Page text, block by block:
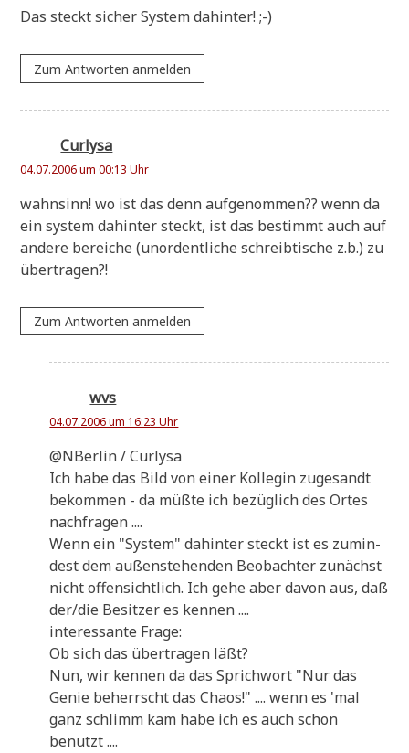
Das steckt sicher System dahinter! ;-)
Zum Antworten anmelden
Curlysa
04.07.2006 um 00:13 Uhr
wahn­sinn! wo ist das denn auf­ge­nom­men?? wenn da
ein system dahin­ter steckt, ist das bestimmt auch auf
ande­re berei­che (unor­dent­li­che schreib­ti­sche z.b.) zu
übertragen?!
Zum Antworten anmelden
wvs
04.07.2006 um 16:23 Uhr
@NBerlin / Curlysa
Ich habe das Bild von einer Kol­le­gin zuge­sandt
bekom­men - da müß­te ich bezüg­lich des Ortes
nachfragen ....
Wenn ein "System" dahin­ter steckt ist es zumin­
dest dem außen­ste­hen­den Beob­ach­ter zunächst
nicht offen­sicht­lich. Ich gehe aber davon aus, daß
der/die Besit­zer es kennen ....
inter­es­san­te Frage:
Ob sich das über­tra­gen läßt?
Nun, wir ken­nen da das Sprich­wort "Nur das
Genie beherrscht das Cha­os!" .... wenn es 'mal
ganz schlimm kam habe ich es auch schon
benutzt ....